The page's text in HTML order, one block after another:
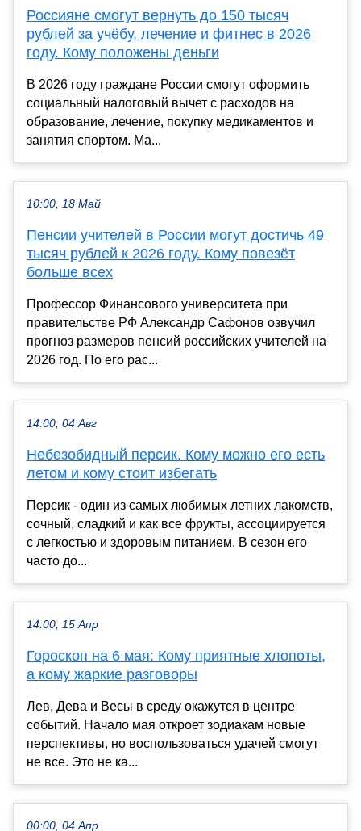
Россияне смогут вернуть до 150 тысяч
рублей за учёбу, лечение и фитнес в 2026
году. Кому положены деньги
В 2026 году граждане России смогут оформить
социальный налоговый вычет с расходов на
образование, лечение, покупку медикаментов и
занятия спортом. Ма...
10:00, 18 Май
Пенсии учителей в России могут достичь 49
тысяч рублей к 2026 году. Кому повезёт
больше всех
Профессор Финансового университета при
правительстве РФ Александр Сафонов озвучил
прогноз размеров пенсий российских учителей на
2026 год. По его рас...
14:00, 04 Авг
Небезобидный персик. Кому можно его есть
летом и кому стоит избегать
Персик - один из самых любимых летних лакомств,
сочный, сладкий и как все фрукты, ассоциируется
с легкостью и здоровым питанием. В сезон его
часто до...
14:00, 15 Апр
Гороскоп на 6 мая: Кому приятные хлопоты,
а кому жаркие разговоры
Лев, Дева и Весы в среду окажутся в центре
событий. Начало мая откроет зодиакам новые
перспективы, но воспользоваться удачей смогут
не все. Это не ка...
00:00, 04 Апр